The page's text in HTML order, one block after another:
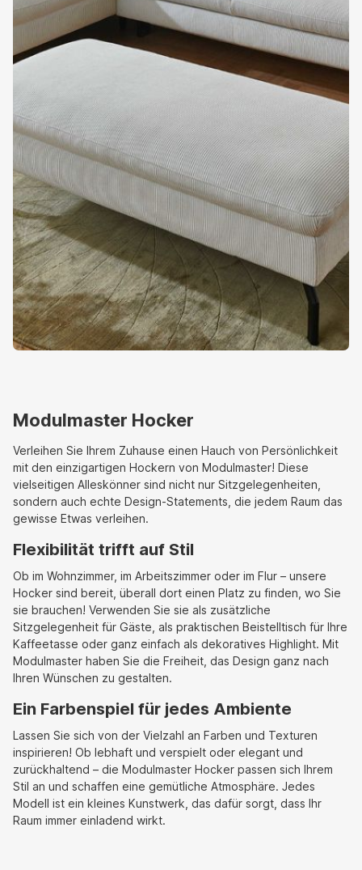
Modulmaster Hocker
Verleihen Sie Ihrem Zuhause einen Hauch von Persönlichkeit
mit den einzigartigen Hockern von Modulmaster! Diese
vielseitigen Alleskönner sind nicht nur Sitzgelegenheiten,
sondern auch echte Design-Statements, die jedem Raum das
gewisse Etwas verleihen.
Flexibilität trifft auf Stil
Ob im Wohnzimmer, im Arbeitszimmer oder im Flur – unsere
Hocker sind bereit, überall dort einen Platz zu finden, wo Sie
sie brauchen! Verwenden Sie sie als zusätzliche
Sitzgelegenheit für Gäste, als praktischen Beistelltisch für Ihre
Kaffeetasse oder ganz einfach als dekoratives Highlight. Mit
Modulmaster haben Sie die Freiheit, das Design ganz nach
Ihren Wünschen zu gestalten.
Ein Farbenspiel für jedes Ambiente
Lassen Sie sich von der Vielzahl an Farben und Texturen
inspirieren! Ob lebhaft und verspielt oder elegant und
zurückhaltend – die Modulmaster Hocker passen sich Ihrem
Stil an und schaffen eine gemütliche Atmosphäre. Jedes
Modell ist ein kleines Kunstwerk, das dafür sorgt, dass Ihr
Raum immer einladend wirkt.